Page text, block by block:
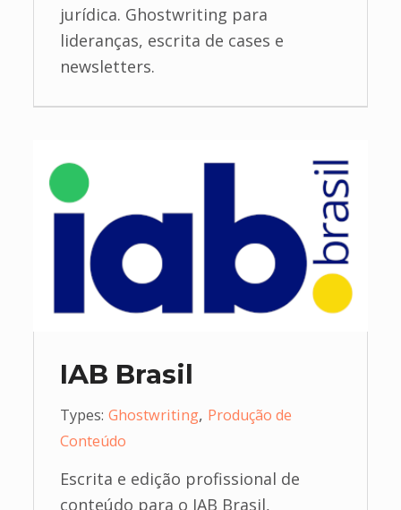
jurídica. Ghostwriting para
lideranças, escrita de cases e
newsletters.
IAB Brasil
Types: Ghostwriting, Produção de
Conteúdo
Escrita e edição profissional de
conteúdo para o IAB Brasil,